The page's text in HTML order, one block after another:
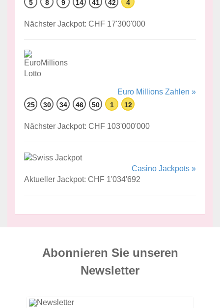
5 8 9 14 41 42 4
Nächster Jackpot: CHF 17'300'000
Euro Millions Zahlen »
25 30 34 46 50 1 12
Nächster Jackpot: CHF 103'000'000
Casino Jackpots »
Aktueller Jackpot: CHF 1'034'692
Abonnieren Sie unseren
News­letter